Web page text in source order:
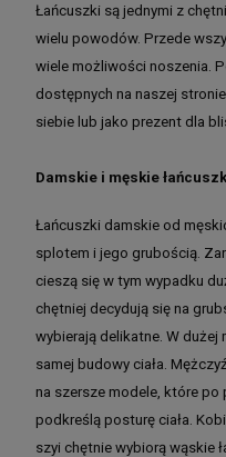
Łańcuszki są jednymi z
wielu powodów. Przede
wiele możliwości noszenia.
dostępnych na naszej
siebie lub jako prezent dla
Damskie i męskie
Łańcuszki damskie od
splotem i jego grubością.
cieszą się w tym wypadku
chętniej decydują się na
wybierają delikatne. W dużej
samej budowy ciała.
na szersze modele, które
podkreślą posturę ciała.
szyi chętnie wybiorą wąskie